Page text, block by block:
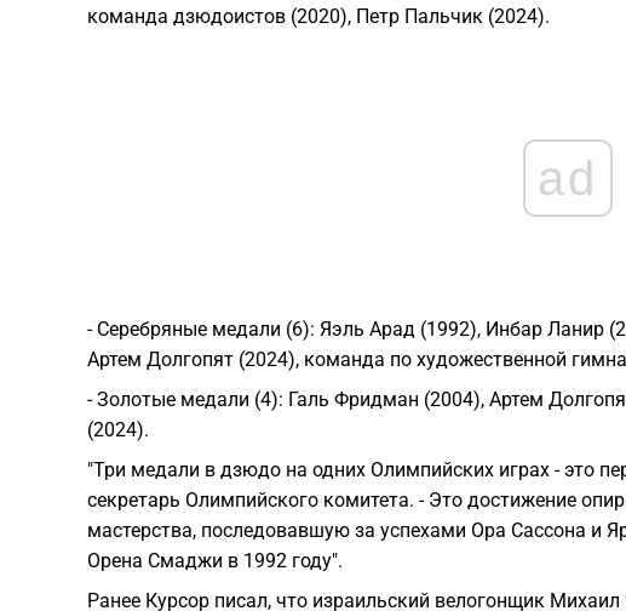
команда дзюдоистов (2020), Петр Пальчик (2024).
ad
- Серебряные медали (6): Яэль Арад (1992), Инбар Ланир
Артем Долгопят (2024), команда по художественной
- Золотые медали (4): Галь Фридман (2004), Артем
(2024).
"Три медали в дзюдо на одних Олимпийских играх - это
секретарь Олимпийского комитета. - Это достижение
мастерства, последовавшую за успехами Ора Сассона и
Орена Смаджи в 1992 году".
Ранее Курсор писал, что израильский велогонщик